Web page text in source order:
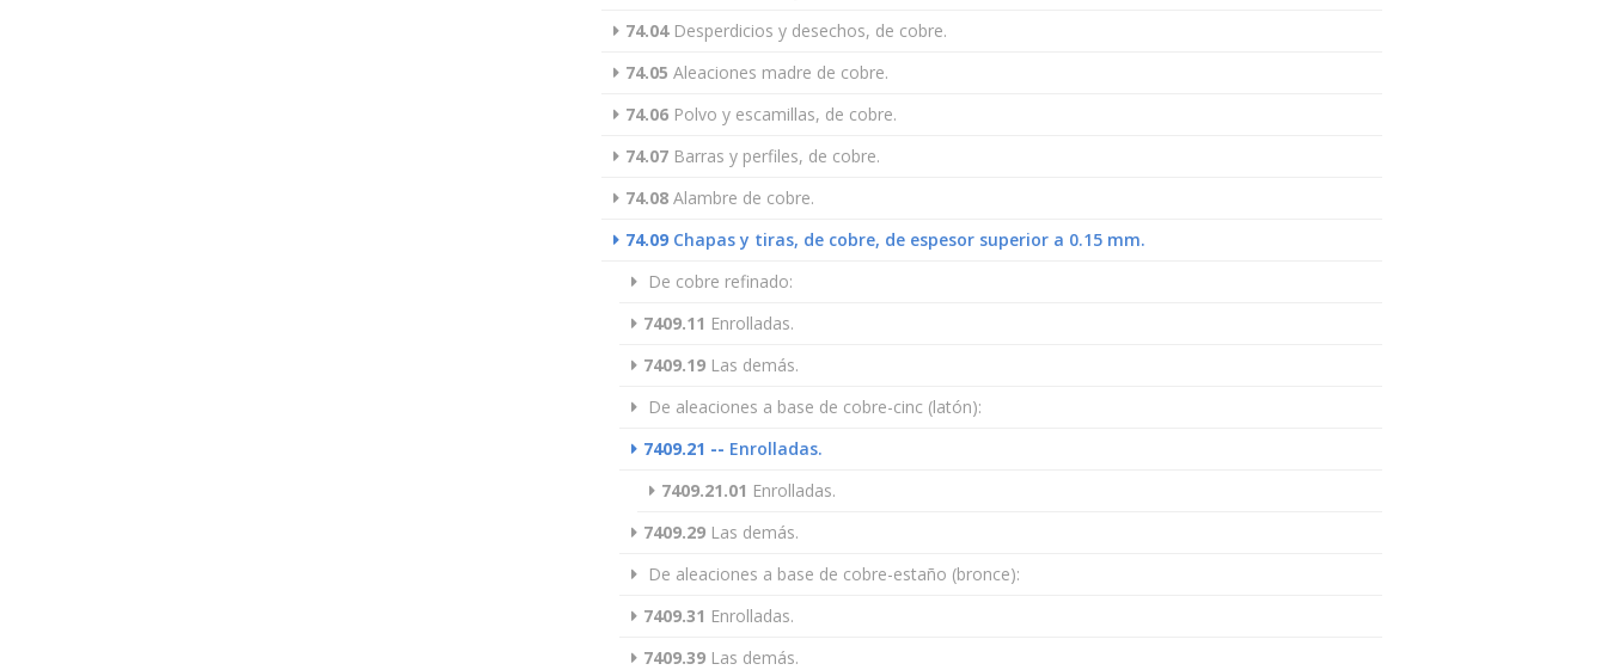
74.04Desperdicios y desechos, de cobre.
74.05 Aleaciones madre de cobre.
74.06 Polvo y escamillas, de cobre.
74.07 Barras y perfiles, de cobre.
74.08 Alambre de cobre.
74.09 Chapas y tiras, de cobre, de espesor superior a 0.15 mm.
De cobre refinado:
7409.11 Enrolladas.
7409.19 Las demás.
De aleaciones a base de cobre-cinc (latón):
7409.21 -- Enrolladas.
7409.21.01 Enrolladas.
7409.29 Las demás.
De aleaciones a base de cobre-estaño (bronce):
7409.31 Enrolladas.
7409.39 Las demás.